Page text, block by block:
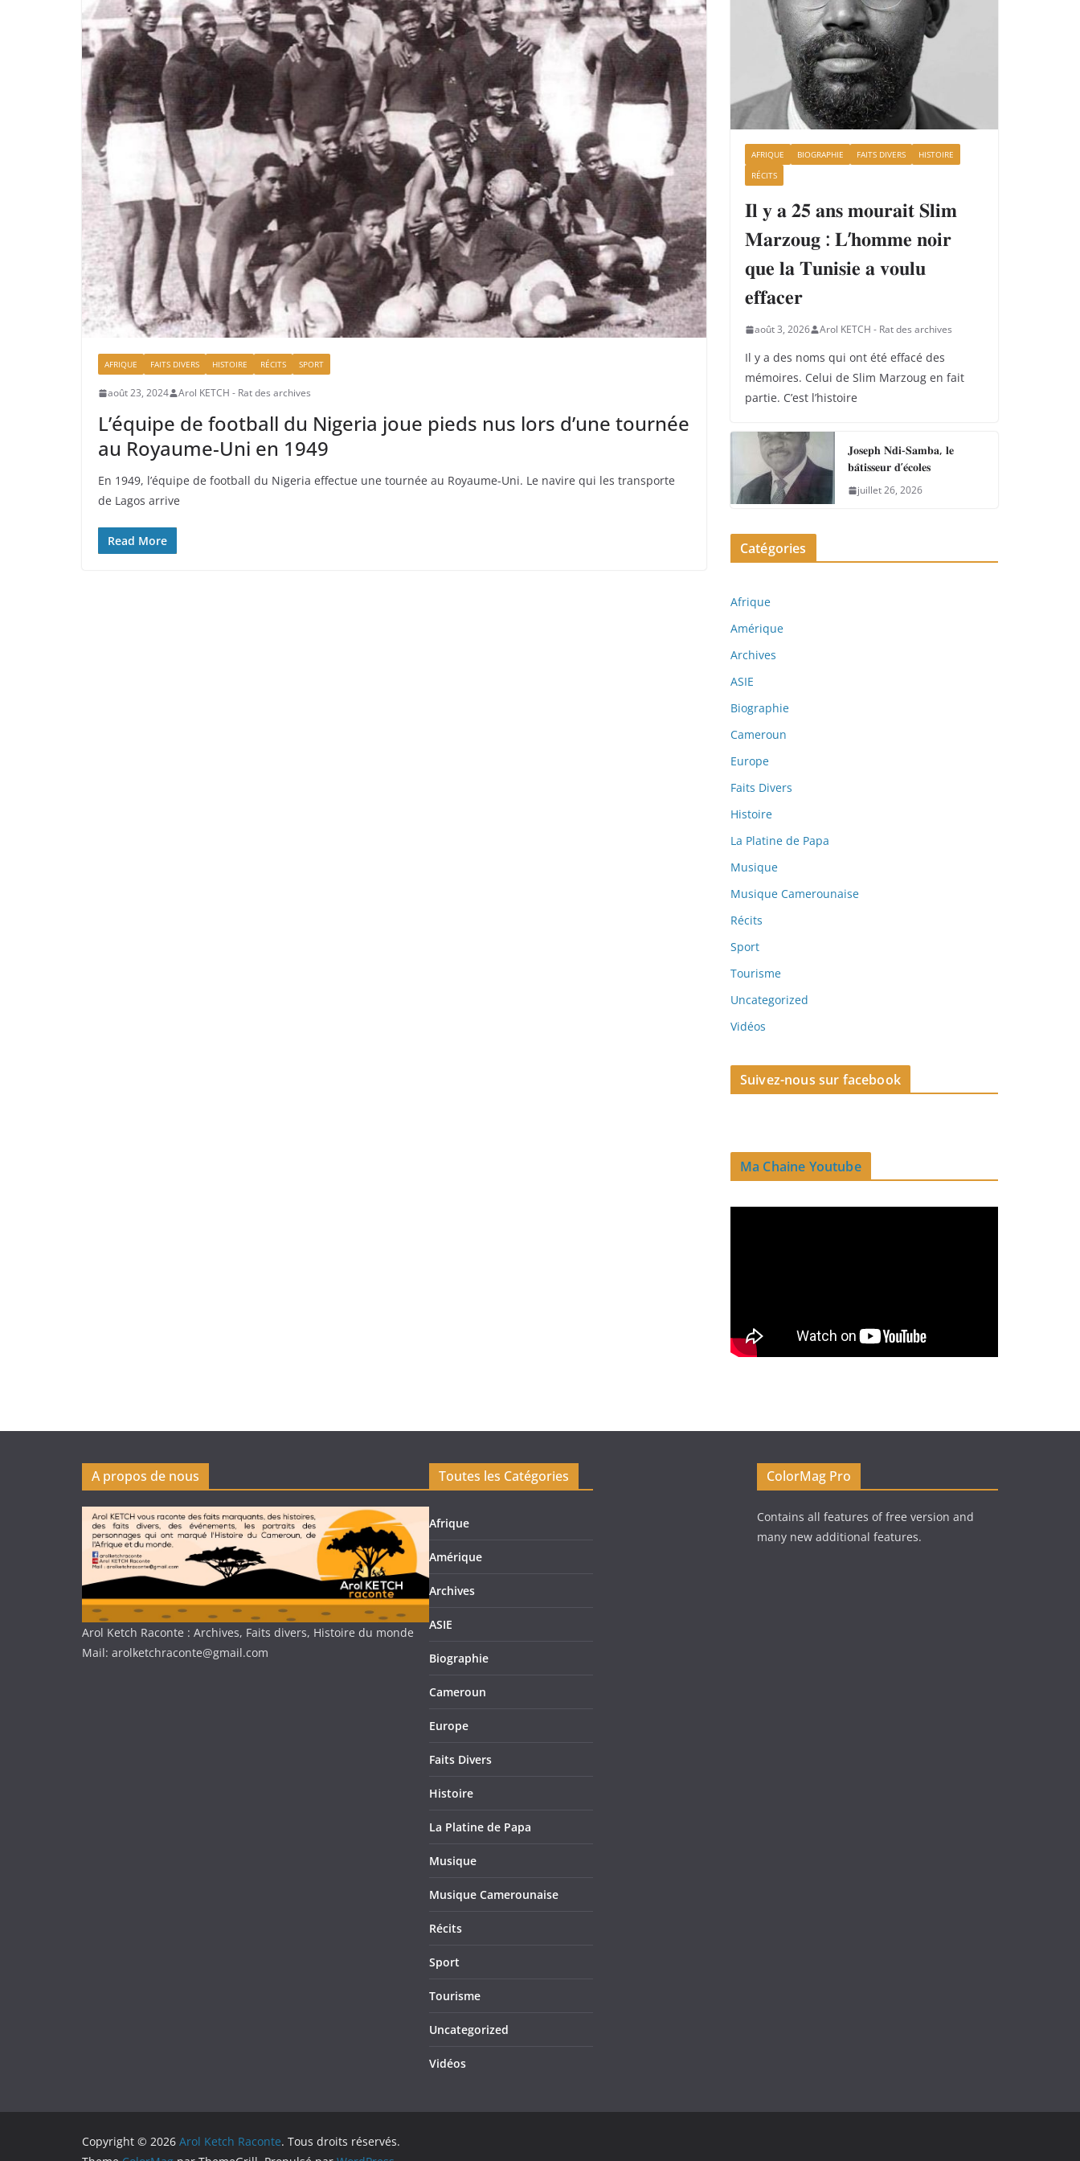
AFRIQUE FAITS DIVERS HISTOIRE RÉCITS SPORT
août 23, 2024 Arol KETCH - Rat des archives
L’équipe de football du Nigeria joue pieds nus lors d’une tournée
au Royaume-Uni en 1949
En 1949, l’équipe de football du Nigeria effectue une tournée au Royaume-Uni. Le navire qui les transporte
de Lagos arrive
Read More
AFRIQUE BIOGRAPHIE FAITS DIVERS
HISTOIRE
RÉCITS
𝐈𝐥 𝐲 𝐚 𝟐𝟓 𝐚𝐧𝐬 𝐦𝐨𝐮𝐫𝐚𝐢𝐭 𝐒𝐥𝐢𝐦
𝐌𝐚𝐫𝐳𝐨𝐮𝐠 : 𝐋’𝐡𝐨𝐦𝐦𝐞 𝐧𝐨𝐢𝐫
𝐪𝐮𝐞 𝐥𝐚 𝐓𝐮𝐧𝐢𝐬𝐢𝐞 𝐚 𝐯𝐨𝐮𝐥𝐮
𝐞𝐟𝐟𝐚𝐜𝐞𝐫
août 3, 2026 Arol KETCH - Rat des archives
Il y a des noms qui ont été effacé des
mémoires. Celui de Slim Marzoug en fait
partie. C’est l’histoire
𝐉𝐨𝐬𝐞𝐩𝐡 𝐍𝐝𝐢-𝐒𝐚𝐦𝐛𝐚, 𝐥𝐞
𝐛𝐚̂𝐭𝐢𝐬𝐬𝐞𝐮𝐫 𝐝’𝐞́𝐜𝐨𝐥𝐞𝐬
juillet 26, 2026
Catégories
Afrique
Amérique
Archives
ASIE
Biographie
Cameroun
Europe
Faits Divers
Histoire
La Platine de Papa
Musique
Musique Camerounaise
Récits
Sport
Tourisme
Uncategorized
Vidéos
Suivez-nous sur facebook
Ma Chaine Youtube
A propos de nous
Arol Ketch Raconte : Archives, Faits divers, Histoire du monde
Mail: arolketchraconte@gmail.com
Toutes les Catégories
Afrique
Amérique
Archives
ASIE
Biographie
Cameroun
Europe
Faits Divers
Histoire
La Platine de Papa
Musique
Musique Camerounaise
Récits
Sport
Tourisme
Uncategorized
Vidéos
ColorMag Pro
Contains all features of free version and
many new additional features.
Copyright © 2026 Arol Ketch Raconte. Tous droits réservés.